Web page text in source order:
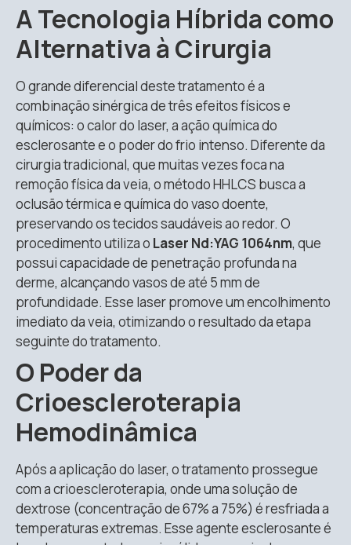
A Tecnologia Híbrida como
Alternativa à Cirurgia
O grande diferencial deste tratamento é a
combinação sinérgica de três efeitos físicos e
químicos: o calor do laser, a ação química do
esclerosante e o poder do frio intenso. Diferente da
cirurgia tradicional, que muitas vezes foca na
remoção física da veia, o método HHLCS busca a
oclusão térmica e química do vaso doente,
preservando os tecidos saudáveis ao redor. O
procedimento utiliza o Laser Nd:YAG 1064nm, que
possui capacidade de penetração profunda na
derme, alcançando vasos de até 5 mm de
profundidade. Esse laser promove um encolhimento
imediato da veia, otimizando o resultado da etapa
seguinte do tratamento.
O Poder da
Crioescleroterapia
Hemodinâmica
Após a aplicação do laser, o tratamento prossegue
com a crioescleroterapia, onde uma solução de
dextrose (concentração de 67% a 75%) é resfriada a
temperaturas extremas. Esse agente esclerosante é